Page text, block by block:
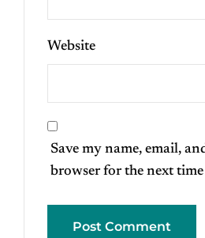
Website
Save my name, email,
browser for the next